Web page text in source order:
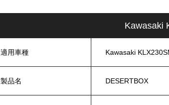
Kawasaki
適用車種 Kawasaki
製品名 DESERTBOX